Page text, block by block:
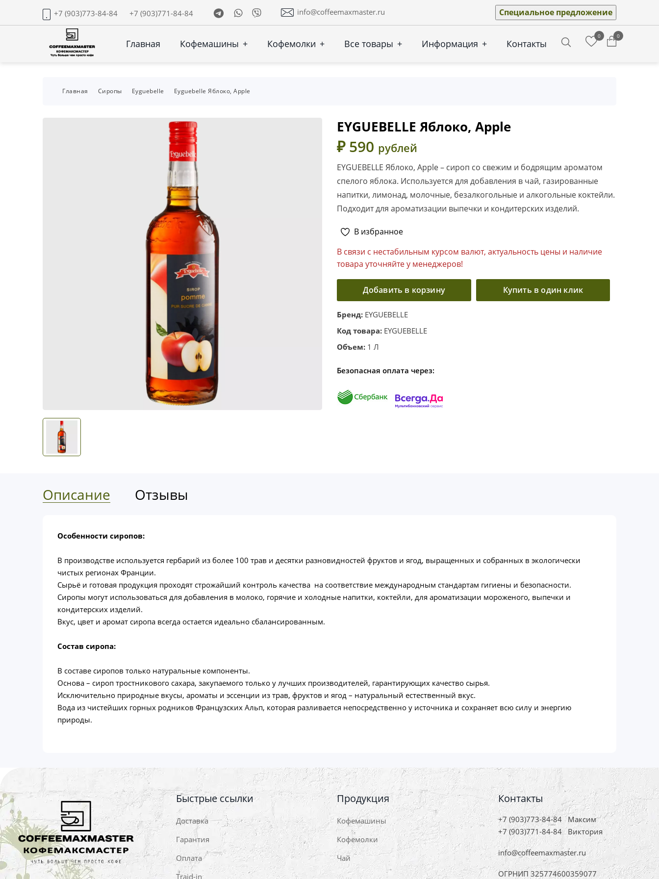
+7 (903)773-84-84 +7 (903)771-84-84 TelegramWhatsapp
Viber info@coffeemaxmaster.ru Специальное предложение
Главная Кофемашины + Кофемолки + Все товары + Информация + Контакты
0 0
Главная Сиропы Eyguebelle Eyguebelle Яблоко, Apple
EYGUEBELLE Яблоко, Apple
₽ 590 рублей
EYGUEBELLE Яблоко, Apple – сироп со свежим и бодрящим ароматом
спелого яблока. Используется для добавления в чай, газированные
напитки, лимонад, молочные, безалкогольные и алкогольные коктейли.
Подходит для ароматизации выпечки и кондитерских изделий.
В избранное
В связи с нестабильным курсом валют, актуальность цены и наличие
товара уточняйте у менеджеров!
Добавить в корзину Купить в один клик
Бренд: EYGUEBELLE
Код товара: EYGUEBELLE
Объем: 1 Л
Безопасная оплата через:
Описание Отзывы
Особенности сиропов:
В производстве используется гербарий из более 100 трав и десятки разновидностей фруктов и ягод, выращенных и собранных в экологически
чистых регионах Франции.
Сырьё и готовая продукция проходят строжайший контроль качества на соответствие международным стандартам гигиены и безопасности.
Сиропы могут использоваться для добавления в молоко, горячие и холодные напитки, коктейли, для ароматизации мороженого, выпечки и
кондитерских изделий.
Вкус, цвет и аромат сиропа всегда остается идеально сбалансированным.
Состав сиропа:
В составе сиропов только натуральные компоненты.
Основа – сироп тростникового сахара, закупаемого только у лучших производителей, гарантирующих качество сырья.
Исключительно природные вкусы, ароматы и эссенции из трав, фруктов и ягод – натуральный естественный вкус.
Вода из чистейших горных родников Французских Альп, которая разливается непосредственно у источника и сохраняет всю силу и энергию
природы.
Быстрые ссылки
Доставка
Гарантия
Оплата
Traid-in
Продукция
Кофемашины
Кофемолки
Чай
Контакты
+7 (903)773-84-84Максим
+7 (903)771-84-84Виктория
info@coffeemaxmaster.ru
ОГРНИП 325774600359077